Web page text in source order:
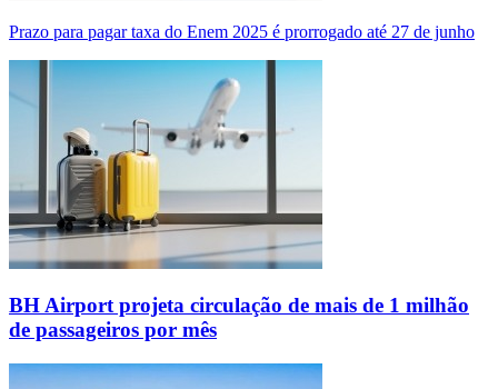
Prazo para pagar taxa do Enem 2025 é prorrogado até 27 de junho
BH Airport projeta circulação de mais de 1 milhão
de passageiros por mês